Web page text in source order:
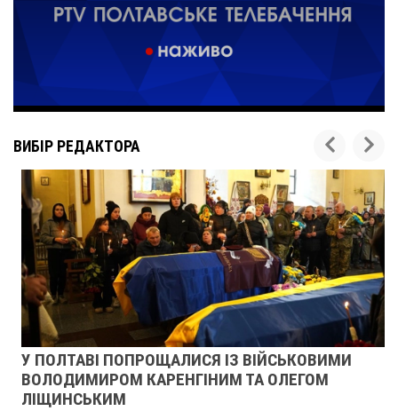
ВИБІР РЕДАКТОРА
У ПОЛТАВІ ПОПРОЩАЛИСЯ ІЗ ВІЙСЬКОВИМИ
ВОЛОДИМИРОМ КАРЕНГІНИМ ТА ОЛЕГОМ
ЛІЩИНСЬКИМ